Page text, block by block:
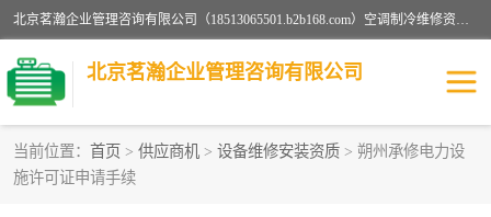
北京茗瀚企业管理咨询有限公司（18513065501.b2b168.com）空调制冷维修资质,油烟管道清洗资质,清洗行业资质公司秉承“顾客至上，锐意进缺的经营理念，我们提供高质量的产品，坚持“客户”的原则为广大客户提供贴心服务。如果你对公司的产品感兴趣，可以联系高经理，我们会用好的产品和服务让您满意。
北京茗瀚企业管理咨询有限公司
当前位置： 首页 > 供应商机 > 设备维修安装资质 > 朔州承修电力设
施许可证申请手续
烟道清洗资质